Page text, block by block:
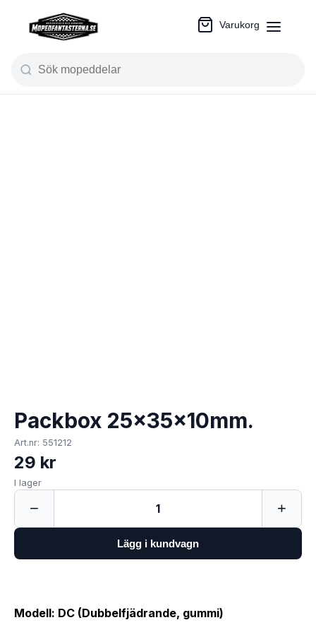
Varukorg
Packbox 25x35x10mm.
Art.nr: 551212
29 kr
I lager
− 1 +
Lägg i kundvagn
Modell: DC (Dubbelfjädrande, gummi)